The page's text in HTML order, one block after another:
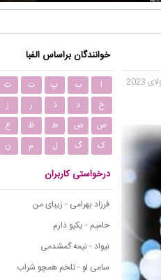
خوانندگان براساس الفبا
ا ب پ ت ث
خ
د ذ ر ز
ص
ض ط ظ ع
ک
گ ل م ن
درخواستی کاربران
فرزاد بهرامی - زیبای من
حامیم - یکیو دارم
نیواد - نیمه گمشدمی
سامی لو - تلخم همچو شراب